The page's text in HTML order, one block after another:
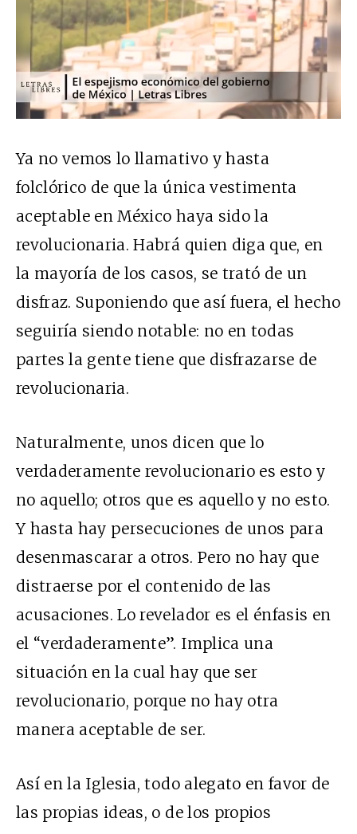
Ya no vemos lo llamativo y hasta
folclórico de que la única vestimenta
aceptable en México haya sido la
revolucionaria. Habrá quien diga que, en
la mayoría de los casos, se trató de un
disfraz. Suponiendo que así fuera, el hecho
seguiría siendo notable: no en todas
partes la gente tiene que disfrazarse de
revolucionaria.
Naturalmente, unos dicen que lo
verdaderamente revolucionario es esto y
no aquello; otros que es aquello y no esto.
Y hasta hay persecuciones de unos para
desenmascarar a otros. Pero no hay que
distraerse por el contenido de las
acusaciones. Lo revelador es el énfasis en
el “verdaderamente”. Implica una
situación en la cual hay que ser
revolucionario, porque no hay otra
manera aceptable de ser.
Así en la Iglesia, todo alegato en favor de
las propias ideas, o de los propios